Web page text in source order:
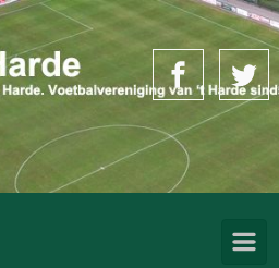
Spring naar de hoofdinhoud